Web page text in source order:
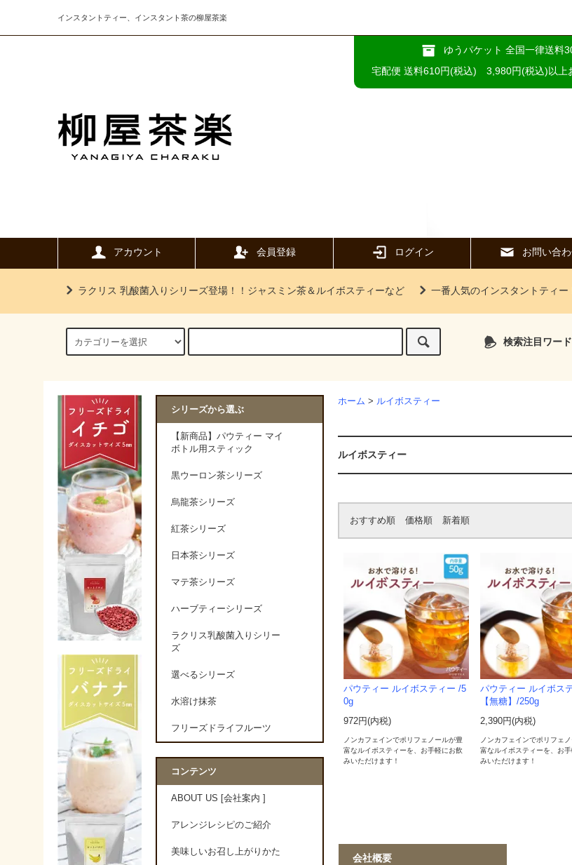
インスタントティー、インスタント茶の柳屋茶楽
ゆうパケット 全国一律送料
宅配便 送料610円(税込) 3,980円(税込)以上
アカウント 会員登録 ログイン お問い合
ラクリス 乳酸菌入りシリーズ登場！！ジャスミン茶＆ルイボスティーなど 一番人気のインスタントティー
検索注目ワード
ホーム > ルイボスティー
ルイボスティー
おすすめ順 価格順 新着順
パウティー ルイボスティー /5
0g
972円(内税)
ノンカフェインでポリフェノールが豊
富なルイボスティーを、お手軽にお飲
みいただけます！
パウティー ルイボス
【無糖】/250g
2,390円(内税)
ノンカフェインでポリフェ
富なルイボスティーを、お
みいただけます！
シリーズから選ぶ
【新商品】パウティー マイ
ボトル用スティック
黒ウーロン茶シリーズ
烏龍茶シリーズ
紅茶シリーズ
日本茶シリーズ
マテ茶シリーズ
ハーブティーシリーズ
ラクリス乳酸菌入りシリー
ズ
選べるシリーズ
水溶け抹茶
フリーズドライフルーツ
コンテンツ
ABOUT US [会社案内 ]
アレンジレシピのご紹介
美味しいお召し上がりかた
会社概要